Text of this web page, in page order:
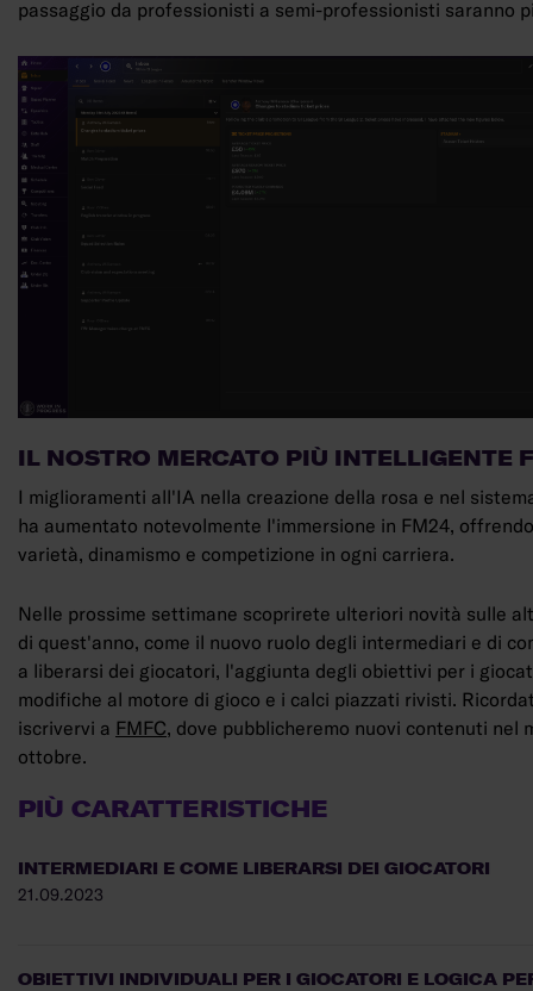
passaggio da professionisti a semi-professionisti saranno
IL NOSTRO MERCATO PIÙ INTELLIGENTE
I miglioramenti all'IA nella creazione della rosa e nel
ha aumentato notevolmente l'immersione in FM24,
varietà, dinamismo e competizione in ogni carriera.
Nelle prossime settimane scoprirete ulteriori novità sulle
di quest'anno, come il nuovo ruolo degli intermediari e di
a liberarsi dei giocatori, l'aggiunta degli obiettivi per i
modifiche al motore di gioco e i calci piazzati rivisti.
iscrivervi a FMFC, dove pubblicheremo nuovi contenuti nel
ottobre.
PIÙ CARATTERISTICHE
INTERMEDIARI E COME LIBERARSI DEI GIOCATORI
21.09.2023
OBIETTIVI INDIVIDUALI PER I GIOCATORI E LOGICA